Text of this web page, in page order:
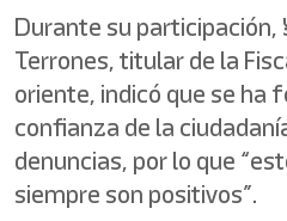
Durante su participación,
Terrones, titular de la
oriente, indicó que se ha
confianza de la
denuncias, por lo que
siempre son positivos”.